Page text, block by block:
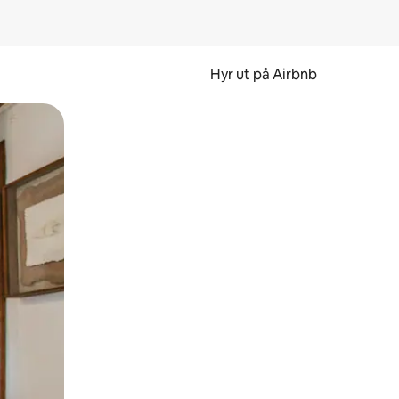
Hyr ut på Airbnb